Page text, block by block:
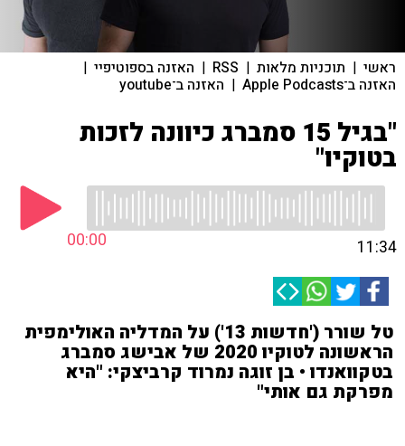
ראשי | תוכניות מלאות |
RSS
| האזנה בספוטיפיי |
האזנה ב־Apple Podcasts | האזנה ב־youtube
"בגיל 15 סמברג כיוונה לזכות
בטוקיו"
00:00 11:34
טל שורר ('חדשות 13') על המדליה האולימפית
הראשונה לטוקיו 2020 של אבישג סמברג
בטקוואנדו • בן זוגה נמרוד קרביצקי: "היא
מפרקת גם אותי"